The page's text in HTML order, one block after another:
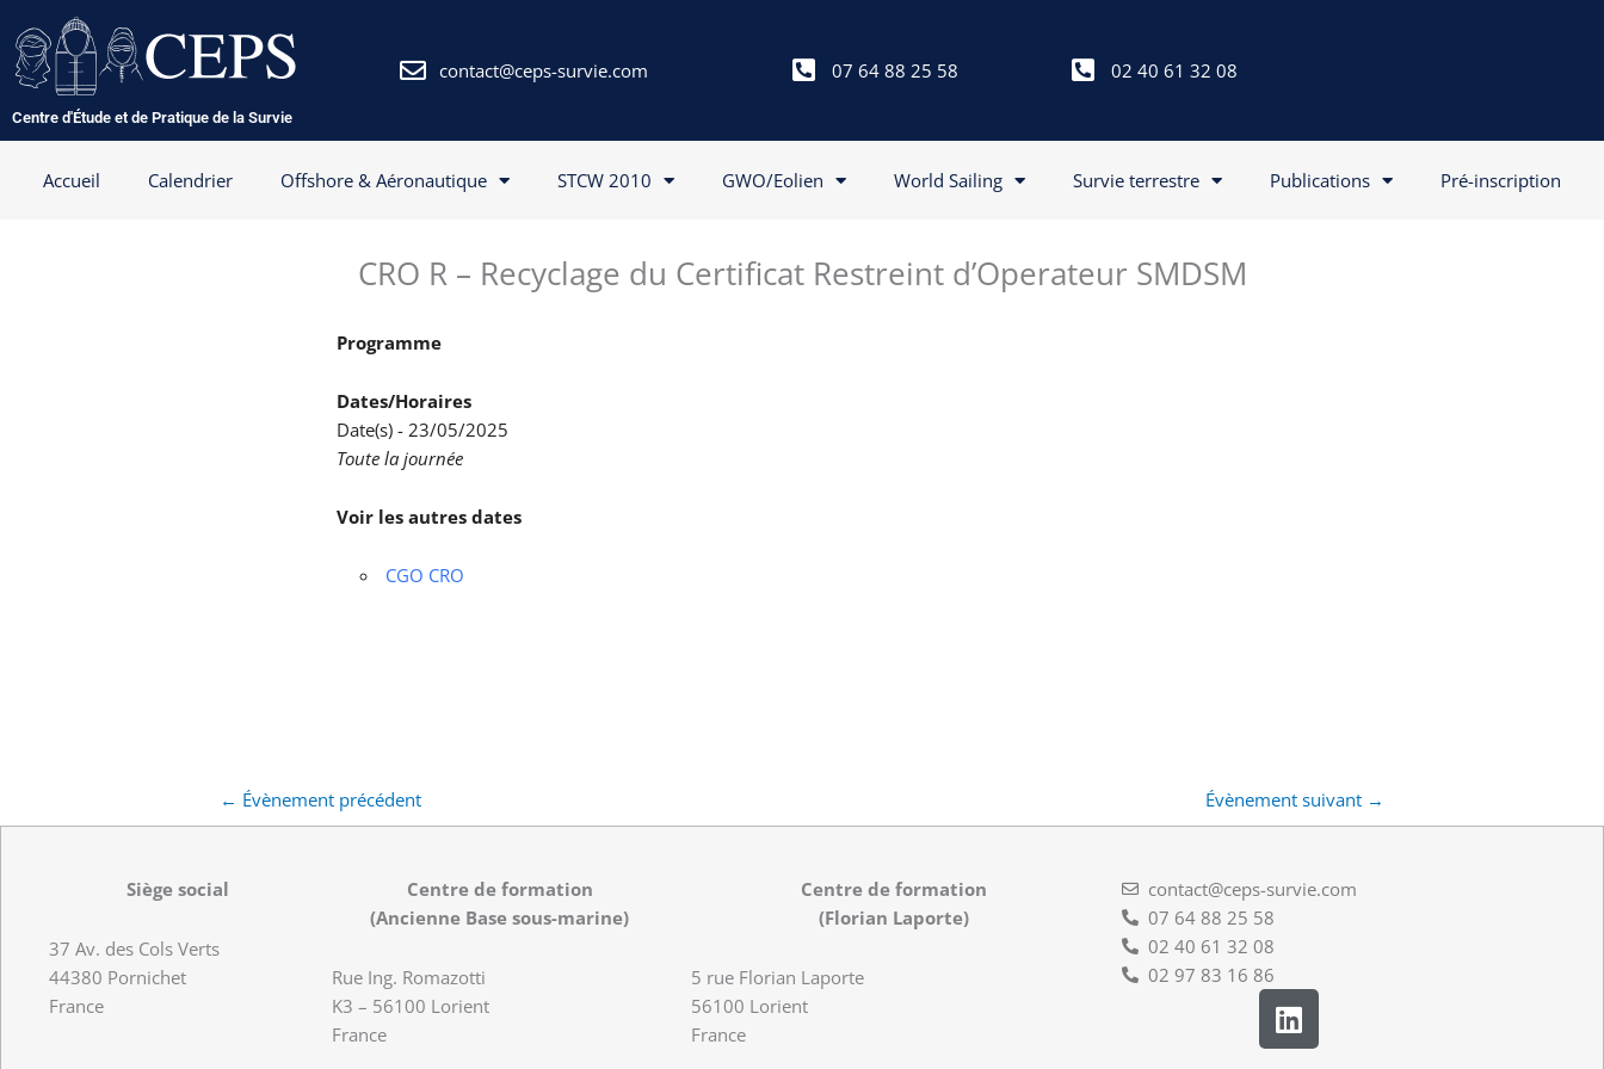
au
contenu
Centre d'Étude et de Pratique de la Survie
contact@ceps-survie.com 07 64 88 25 58 02 40 61 32 08
Accueil Calendrier Offshore & Aéronautique STCW 2010 GWO/Eolien World Sailing Survie terrestre Publications Pré-inscription
CRO R – Recyclage du Certificat Restreint d’Operateur SMDSM
Programme
Dates/Horaires
Date(s) - 23/05/2025
Toute la journée
Voir les autres dates
CGO CRO
← Évènement précédent Évènement suivant →
Siège social
37 Av. des Cols Verts
44380 Pornichet
France
Centre de formation
(Ancienne Base sous-marine)
Rue Ing. Romazotti
K3 – 56100 Lorient
France
Centre de formation
(Florian Laporte)
5 rue Florian Laporte
56100 Lorient
France
contact@ceps-survie.com
07 64 88 25 58
02 40 61 32 08
02 97 83 16 86
L
i